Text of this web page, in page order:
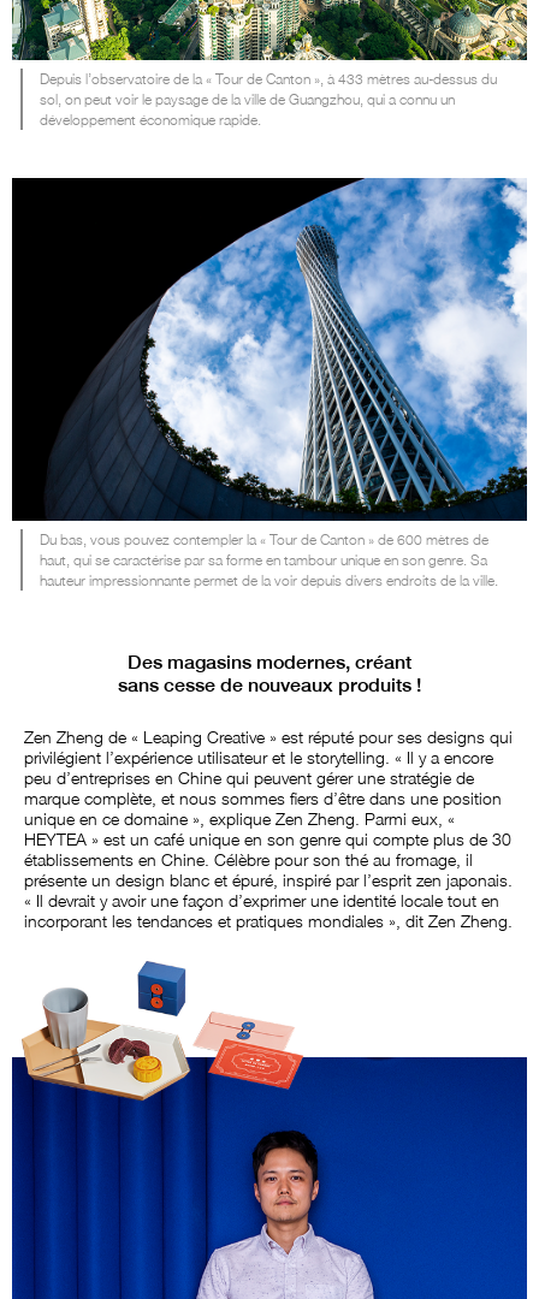
Depuis l’observatoire de la « Tour de Canton », à 433 mètres au-dessus du
sol, on peut voir le paysage de la ville de Guangzhou, qui a connu un
développement économique rapide.
Du bas, vous pouvez contempler la « Tour de Canton » de 600 mètres de
haut, qui se caractérise par sa forme en tambour unique en son genre. Sa
hauteur impressionnante permet de la voir depuis divers endroits de la ville.
Des magasins modernes, créant
sans cesse de nouveaux produits !
Zen Zheng de « Leaping Creative » est réputé pour ses designs qui
privilégient l’expérience utilisateur et le storytelling. « Il y a encore
peu d’entreprises en Chine qui peuvent gérer une stratégie de
marque complète, et nous sommes fiers d’être dans une position
unique en ce domaine », explique Zen Zheng. Parmi eux, «
HEYTEA » est un café unique en son genre qui compte plus de 30
établissements en Chine. Célèbre pour son thé au fromage, il
présente un design blanc et épuré, inspiré par l’esprit zen japonais.
« Il devrait y avoir une façon d’exprimer une identité locale tout en
incorporant les tendances et pratiques mondiales », dit Zen Zheng.